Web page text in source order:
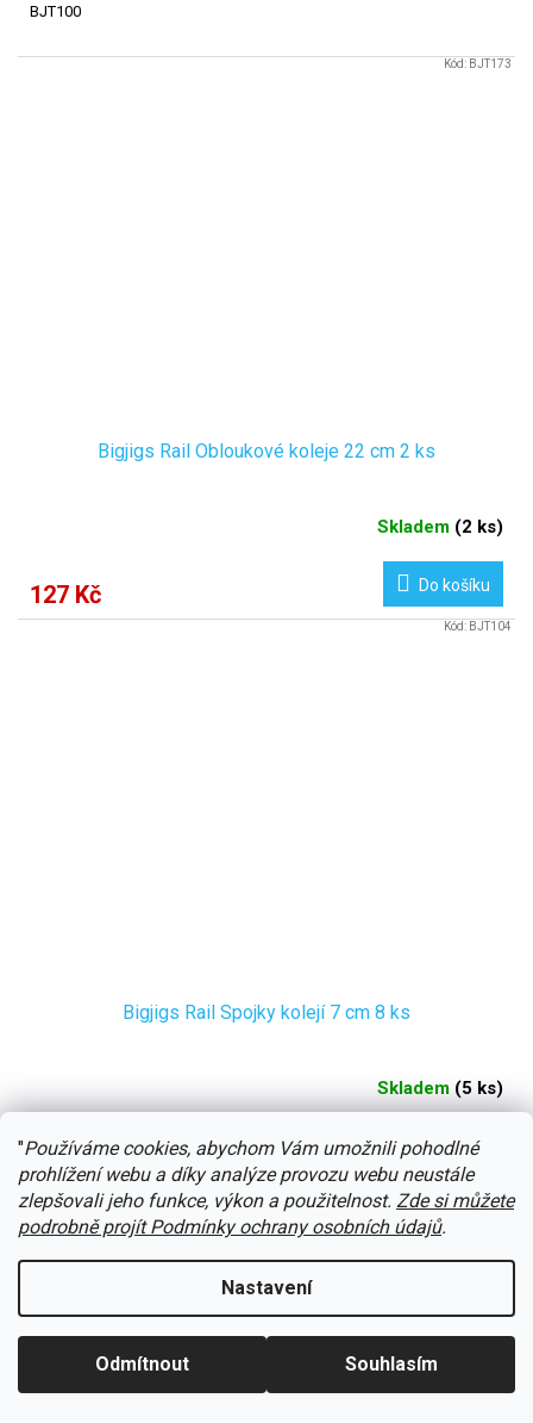
"Používáme cookies, abychom Vám umožnili pohodlné
prohlížení webu a díky analýze provozu webu neustále
zlepšovali jeho funkce, výkon a použitelnost. Zde si můžete
podrobně projít Podmínky ochrany osobních údajů.
Nastavení
Odmítnout Souhlasím
BJT100
Bigjigs Rail Obloukové koleje 22 cm 2 ks
Skladem (2 ks)
127 Kč Do košíku
Kód: BJT173
Bigjigs Rail Spojky kolejí 7 cm 8 ks
Skladem (5 ks)
123 Kč Do košíku
Kód: BJT104